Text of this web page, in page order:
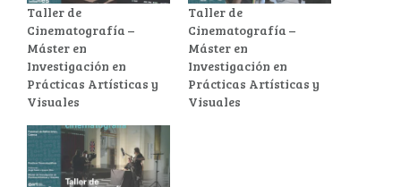
Taller de
Cinematografía –
Máster en
Investigación en
Prácticas Artísticas y
Visuales
Taller de
Cinematografía –
Máster en
Investigación en
Prácticas Artísticas y
Visuales